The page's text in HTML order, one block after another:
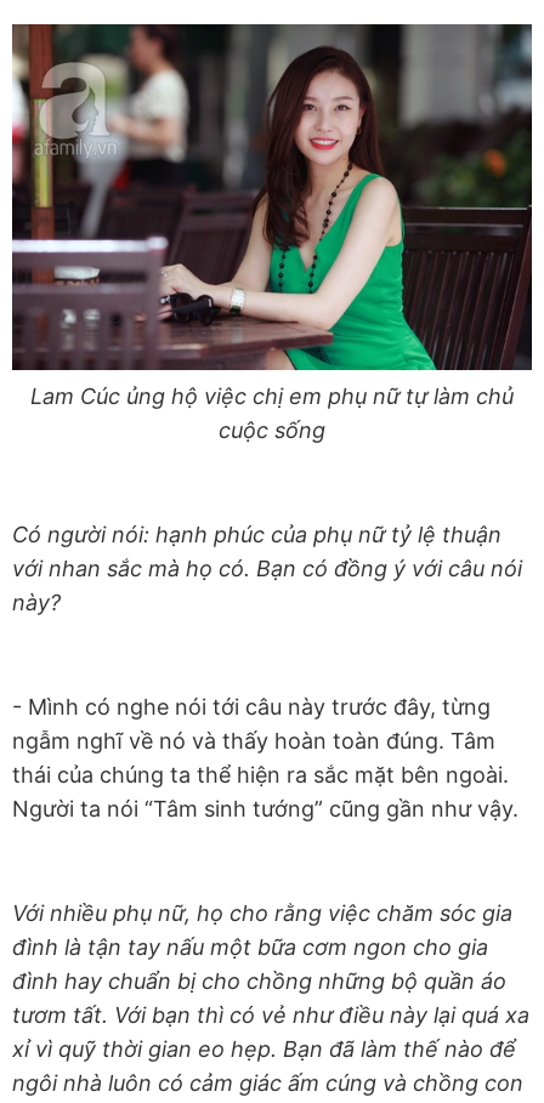
Lam Cúc ủng hộ việc chị em phụ nữ tự làm chủ
cuộc sống
Có người nói: hạnh phúc của phụ nữ tỷ lệ thuận
với nhan sắc mà họ có. Bạn có đồng ý với câu nói
này?
- Mình có nghe nói tới câu này trước đây, từng
ngẫm nghĩ về nó và thấy hoàn toàn đúng. Tâm
thái của chúng ta thể hiện ra sắc mặt bên ngoài.
Người ta nói “Tâm sinh tướng” cũng gần như vậy.
Với nhiều phụ nữ, họ cho rằng việc chăm sóc gia
đình là tận tay nấu một bữa cơm ngon cho gia
đình hay chuẩn bị cho chồng những bộ quần áo
tươm tất. Với bạn thì có vẻ như điều này lại quá xa
xỉ vì quỹ thời gian eo hẹp. Bạn đã làm thế nào để
ngôi nhà luôn có cảm giác ấm cúng và chồng con